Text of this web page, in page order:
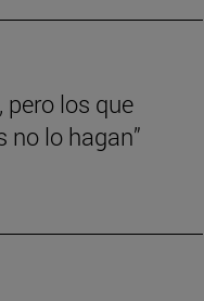
pero los que
no lo hagan”